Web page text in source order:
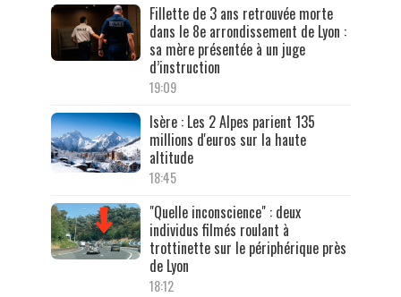
Fillette de 3 ans retrouvée morte
dans le 8e arrondissement de Lyon :
sa mère présentée à un juge
d’instruction
19:09
Isère : Les 2 Alpes parient 135
millions d'euros sur la haute
altitude
18:45
"Quelle inconscience" : deux
individus filmés roulant à
trottinette sur le périphérique près
de Lyon
18:12